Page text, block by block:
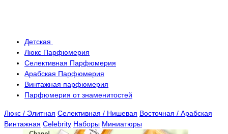
Детская
Люкс Парфюмерия
Селективная Парфюмерия
Арабская Парфюмерия
Винтажная парфюмерия
Парфюмерия от знаменитостей
Люкс / Элитная Селективная / Нишевая Восточная / Арабская
Винтажная Celebrity Наборы Миниатюры